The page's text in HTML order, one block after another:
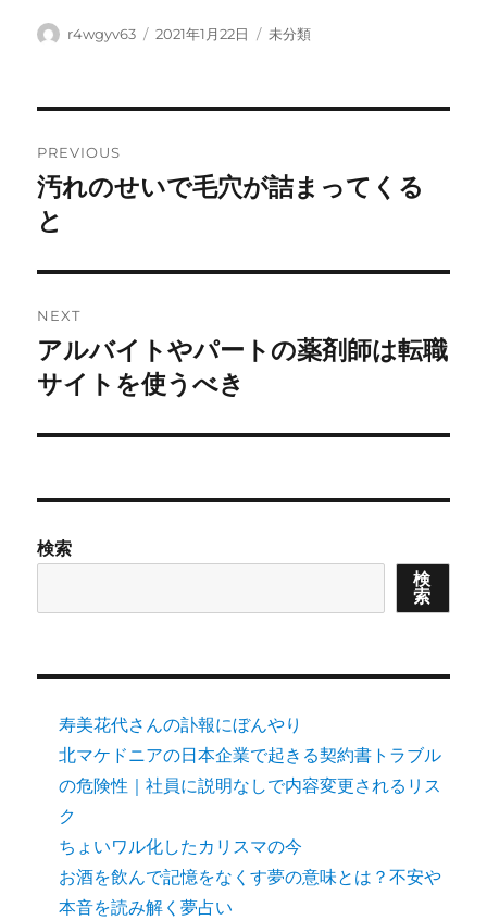
Author
r4wgyv63
Posted
2021年1月22日 Categories
未分類
navigation
PREVIOUS
Previous
post:
汚れのせいで毛穴が詰まってくる
と
NEXT
Next
post:
アルバイトやパートの薬剤師は転職
サイトを使うべき
検索
検
索
寿美花代さんの訃報にぼんやり
北マケドニアの日本企業で起きる契約書トラブル
の危険性｜社員に説明なしで内容変更されるリス
ク
ちょいワル化したカリスマの今
お酒を飲んで記憶をなくす夢の意味とは？不安や
本音を読み解く夢占い